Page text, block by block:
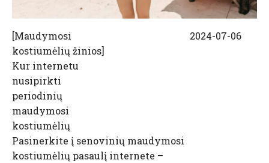
[Maudymosi
kostiumėlių žinios]
Kur internetu
nusipirkti
periodinių
maudymosi
kostiumėlių
Pasinerkite į senovinių maudymosi
kostiumėlių pasaulį internete –
2024-07-06